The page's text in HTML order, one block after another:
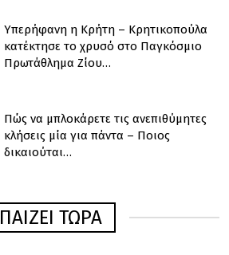
Υπερήφανη η Κρήτη – Κρητικοπούλα
κατέκτησε το χρυσό στο Παγκόσμιο
Πρωτάθλημα Ζίου…
Πώς να μπλοκάρετε τις ανεπιθύμητες
κλήσεις μία για πάντα – Ποιος
δικαιούται…
ΠΑΙΖΕΙ ΤΩΡΑ